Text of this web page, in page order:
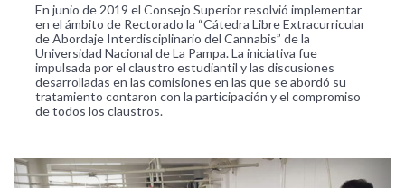
En junio de 2019 el Consejo Superior resolvió implementar
en el ámbito de Rectorado la “Cátedra Libre Extracurricular
de Abordaje Interdisciplinario del Cannabis” de la
Universidad Nacional de La Pampa. La iniciativa fue
impulsada por el claustro estudiantil y las discusiones
desarrolladas en las comisiones en las que se abordó su
tratamiento contaron con la participación y el compromiso
de todos los claustros.